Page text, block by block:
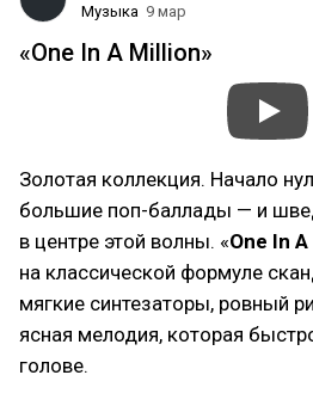
Музыка 9 мар
«One In A Million»
Золотая коллекция. Начало
большие поп-баллады — и
в центре этой волны. «One In
на классической формуле
мягкие синтезаторы, ровный
ясная мелодия, которая
голове.